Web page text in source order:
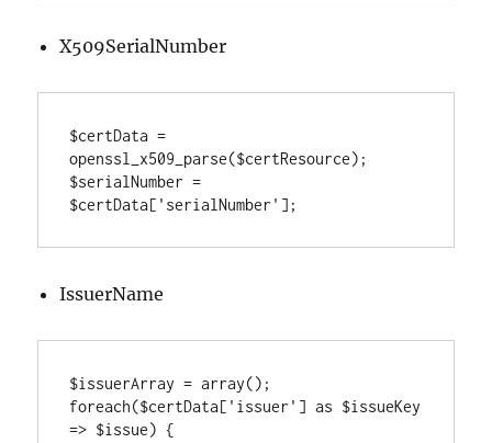
X509SerialNumber
$certData =
openssl_x509_parse($certResource);
$serialNumber =
$certData['serialNumber'];
IssuerName
$issuerArray = array();
foreach($certData['issuer'] as $issueKey
=> $issue) {